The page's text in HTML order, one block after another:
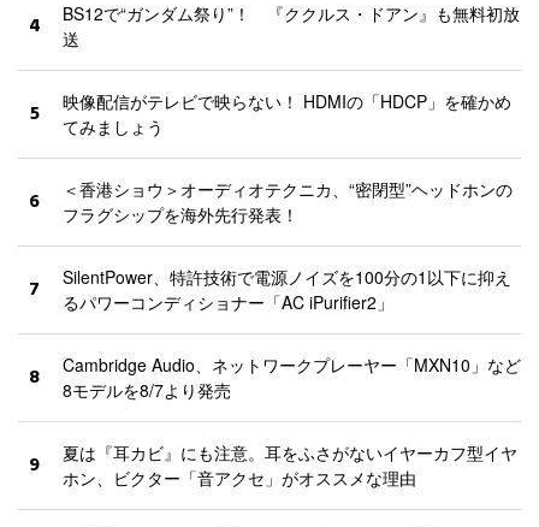
4
BS12で“ガンダム祭り”！ 『ククルス・ドアン』も無料初放
送
5
映像配信がテレビで映らない！ HDMIの「HDCP」を確かめ
てみましょう
6
＜香港ショウ＞オーディオテクニカ、“密閉型”ヘッドホンの
フラグシップを海外先行発表！
7
SilentPower、特許技術で電源ノイズを100分の1以下に抑え
るパワーコンディショナー「AC iPurifier2」
8
Cambridge Audio、ネットワークプレーヤー「MXN10」など
8モデルを8/7より発売
9
夏は『耳カビ』にも注意。耳をふさがないイヤーカフ型イヤ
ホン、ビクター「音アクセ」がオススメな理由